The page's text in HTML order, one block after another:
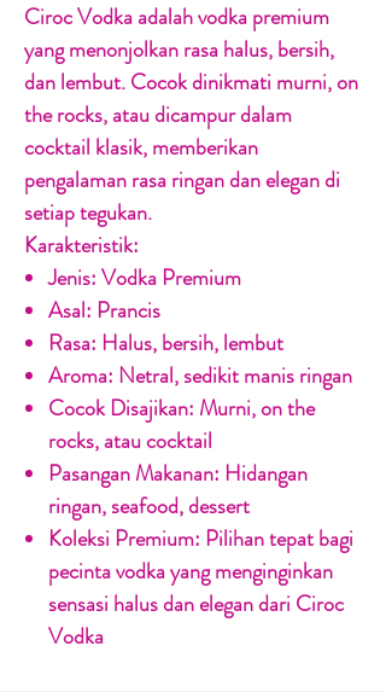
Ciroc Vodka adalah vodka premium
yang menonjolkan rasa halus, bersih,
dan lembut. Cocok dinikmati murni, on
the rocks, atau dicampur dalam
cocktail klasik, memberikan
pengalaman rasa ringan dan elegan di
setiap tegukan.
Karakteristik:
Jenis:Vodka Premium
Asal: Prancis
Rasa: Halus, bersih, lembut
Aroma: Netral, sedikit manis ringan
Cocok Disajikan: Murni, on the
rocks, atau cocktail
Pasangan Makanan: Hidangan
ringan, seafood, dessert
Koleksi Premium: Pilihan tepat bagi
pecinta vodka yang menginginkan
sensasi halus dan elegan dari Ciroc
Vodka